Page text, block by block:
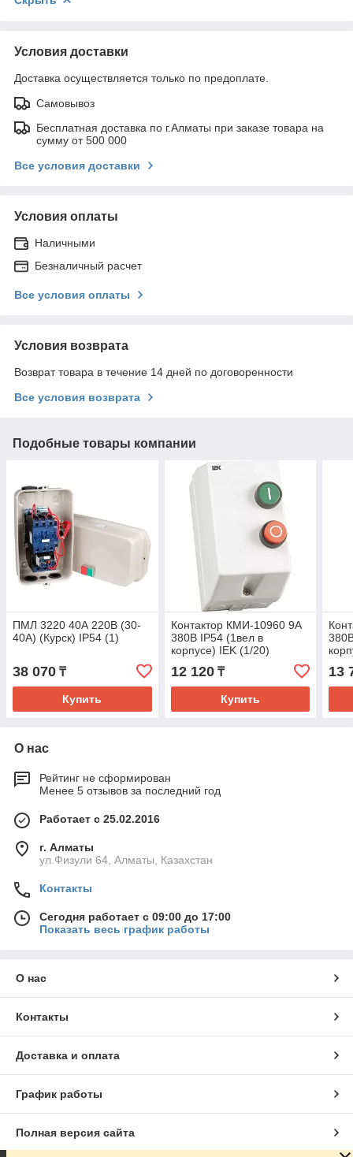
Условия доставки
Доставка осуществляется только по предоплате.
Самовывоз
Бесплатная доставка по г.Алматы при заказе товара на
сумму от 500 000
Все условия доставки
Условия оплаты
Наличными
Безналичный расчет
Все условия оплаты
Условия возврата
Возврат товара в течение 14 дней по договоренности
Все условия возврата
Подобные товары компании
ПМЛ 3220 40А 220В (30-
40А) (Курск) IP54 (1)
38 070 ₸
Купить
Контактор КМИ-10960 9А
380В IP54 (1вел в
корпусе) IEK (1/20)
12 120₸
Купить
13
О нас
Рейтинг не сформирован
Менее 5 отзывов за последний год
Работает с 25.02.2016
г. Алматы
ул.Физули 64, Алматы, Казахстан
Контакты
Сегодня работает с 09:00 до 17:00
Показать весь график работы
О нас
Контакты
Доставка и оплата
График работы
Полная версия сайта